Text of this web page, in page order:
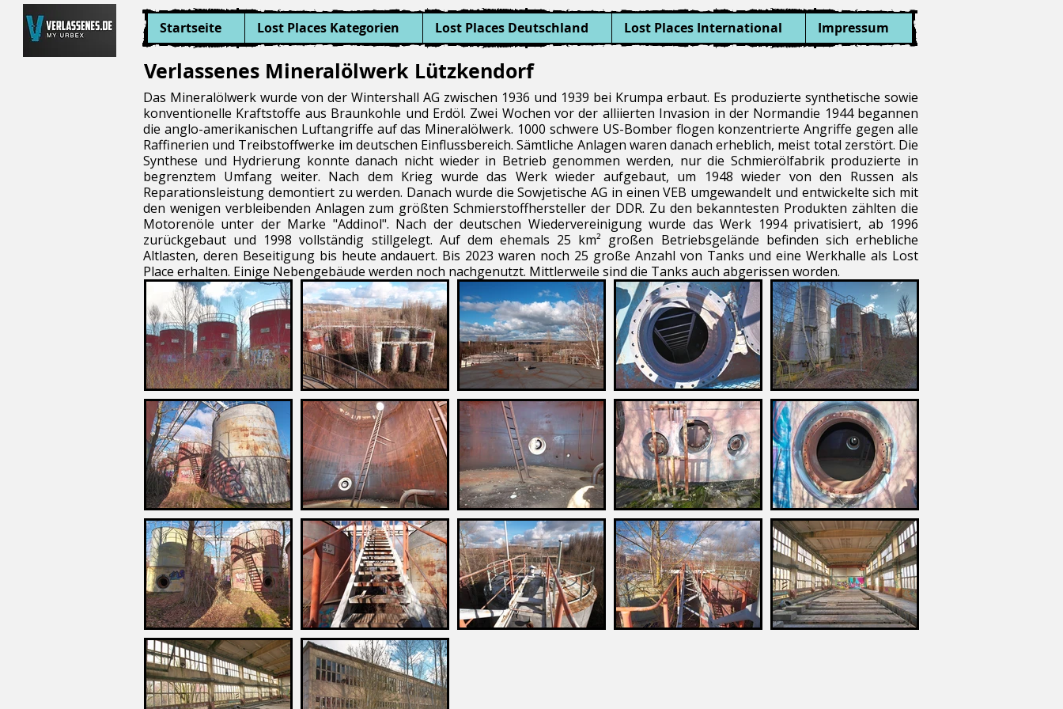
Startseite Lost Places Kategorien Lost Places Deutschland Lost Places International Impressum
Verlassenes Mineralölwerk Lützkendorf
Das Mineralölwerk wurde von der Wintershall AG zwischen 1936 und 1939 bei Krumpa erbaut. Es produzierte synthetische sowie
konventionelle Kraftstoffe aus Braunkohle und Erdöl. Zwei Wochen vor der alliierten Invasion in der Normandie 1944 begannen
die anglo-amerikanischen Luftangriffe auf das Mineralölwerk. 1000 schwere US-Bomber flogen konzentrierte Angriffe gegen alle
Raffinerien und Treibstoffwerke im deutschen Einflussbereich. Sämtliche Anlagen waren danach erheblich, meist total zerstört. Die
Synthese und Hydrierung konnte danach nicht wieder in Betrieb genommen werden, nur die Schmierölfabrik produzierte in
begrenztem Umfang weiter. Nach dem Krieg wurde das Werk wieder aufgebaut, um 1948 wieder von den Russen als
Reparationsleistung demontiert zu werden. Danach wurde die Sowjetische AG in einen VEB umgewandelt und entwickelte sich mit
den wenigen verbleibenden Anlagen zum größten Schmierstoffhersteller der DDR. Zu den bekanntesten Produkten zählten die
Motorenöle unter der Marke "Addinol". Nach der deutschen Wiedervereinigung wurde das Werk 1994 privatisiert, ab 1996
zurückgebaut und 1998 vollständig stillgelegt. Auf dem ehemals 25 km² großen Betriebsgelände befinden sich erhebliche
Altlasten, deren Beseitigung bis heute andauert. Bis 2023 waren noch 25 große Anzahl von Tanks und eine Werkhalle als Lost
Place erhalten. Einige Nebengebäude werden noch nachgenutzt. Mittlerweile sind die Tanks auch abgerissen worden.